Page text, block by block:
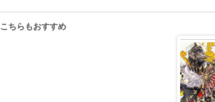
こちらもおすすめ